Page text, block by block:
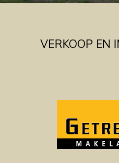
VERKOOP EN